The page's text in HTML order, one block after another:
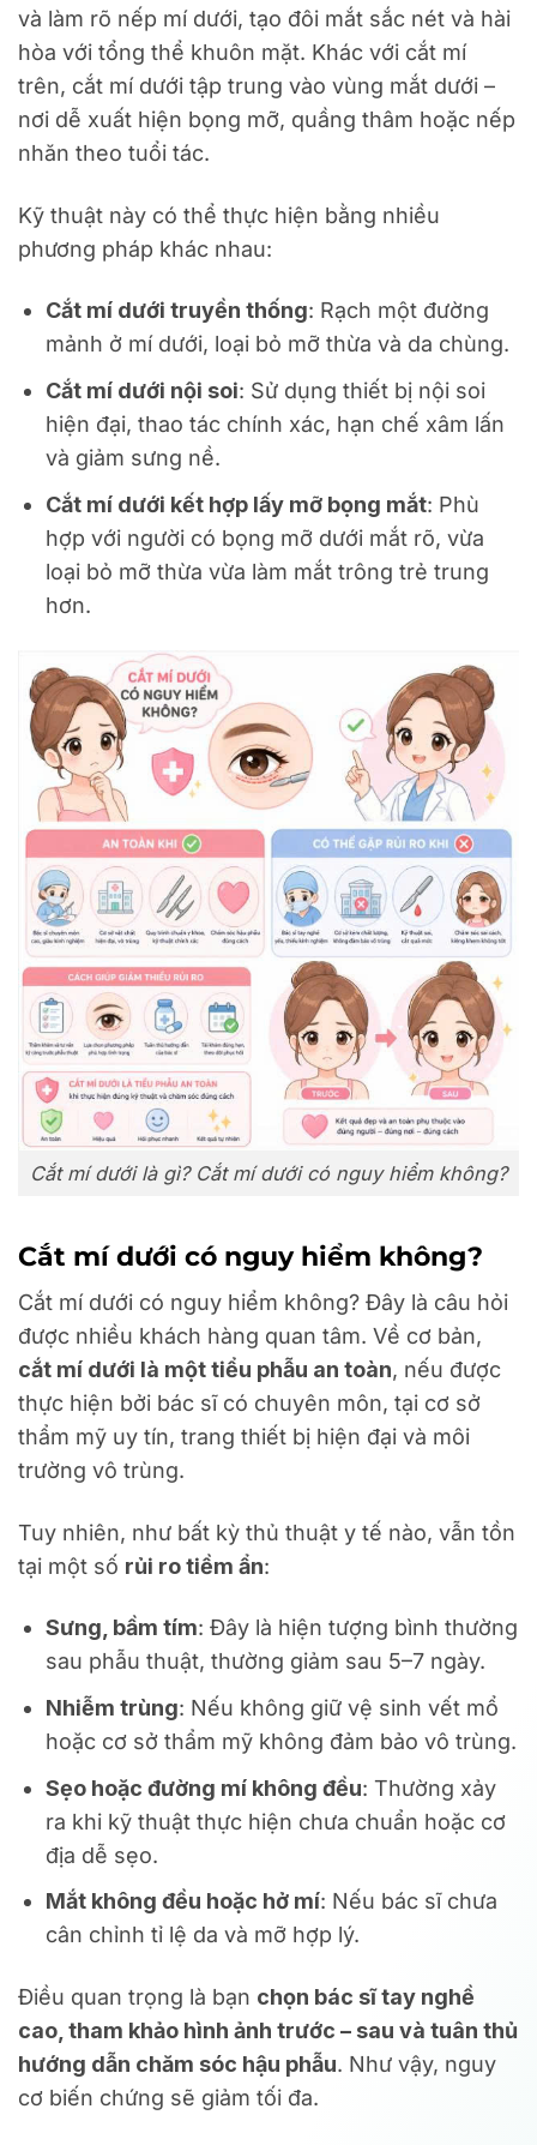
và làm rõ nếp mí dưới, tạo đôi mắt sắc nét và hài
hòa với tổng thể khuôn mặt. Khác với cắt mí
trên, cắt mí dưới tập trung vào vùng mắt dưới –
nơi dễ xuất hiện bọng mỡ, quầng thâm hoặc nếp
nhăn theo tuổi tác.
Kỹ thuật này có thể thực hiện bằng nhiều
phương pháp khác nhau:
Cắt mí dưới truyền thống: Rạch một đường
mảnh ở mí dưới, loại bỏ mỡ thừa và da chùng.
Cắt mí dưới nội soi: Sử dụng thiết bị nội soi
hiện đại, thao tác chính xác, hạn chế xâm lấn
và giảm sưng nề.
Cắt mí dưới kết hợp lấy mỡ bọng mắt: Phù
hợp với người có bọng mỡ dưới mắt rõ, vừa
loại bỏ mỡ thừa vừa làm mắt trông trẻ trung
hơn.
Cắt mí dưới là gì? Cắt mí dưới có nguy hiểm không?
Cắt mí dưới có nguy hiểm không?
Cắt mí dưới có nguy hiểm không? Đây là câu hỏi
được nhiều khách hàng quan tâm. Về cơ bản,
cắt mí dưới là một tiểu phẫu an toàn, nếu được
thực hiện bởi bác sĩ có chuyên môn, tại cơ sở
thẩm mỹ uy tín, trang thiết bị hiện đại và môi
trường vô trùng.
Tuy nhiên, như bất kỳ thủ thuật y tế nào, vẫn tồn
tại một số rủi ro tiềm ẩn:
Sưng, bầm tím: Đây là hiện tượng bình thường
sau phẫu thuật, thường giảm sau 5–7 ngày.
Nhiễm trùng: Nếu không giữ vệ sinh vết mổ
hoặc cơ sở thẩm mỹ không đảm bảo vô trùng.
Sẹo hoặc đường mí không đều: Thường xảy
ra khi kỹ thuật thực hiện chưa chuẩn hoặc cơ
địa dễ sẹo.
Mắt không đều hoặc hở mí: Nếu bác sĩ chưa
cân chỉnh tỉ lệ da và mỡ hợp lý.
Điều quan trọng là bạn chọn bác sĩ tay nghề
cao, tham khảo hình ảnh trước – sau và tuân thủ
hướng dẫn chăm sóc hậu phẫu. Như vậy, nguy
cơ biến chứng sẽ giảm tối đa.